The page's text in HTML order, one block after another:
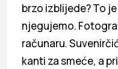
brzo izblijede? To
njegujemo.
računaru.
kanti za smeće, a